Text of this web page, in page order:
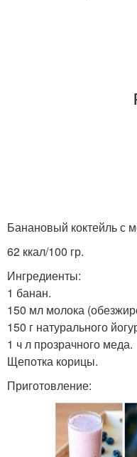
Протеиновый
Коктейль для костей
Банановый коктейль с
62 ккал/100 гр.
Ингредиенты:
1 банан.
150 мл молока
150 г натурального
1 ч л прозрачного меда.
Щепотка корицы.
Приготовление: